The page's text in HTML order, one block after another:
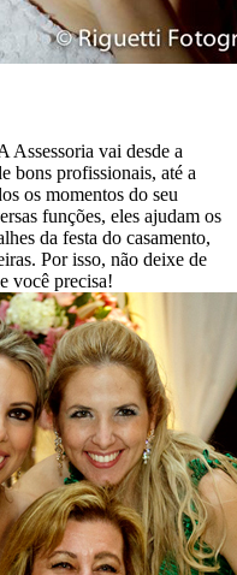
Assessoria vai desde a
bons profissionais, até a
os momentos do seu
funções, eles ajudam os
da festa do casamento,
Por isso, não deixe de
você precisa!